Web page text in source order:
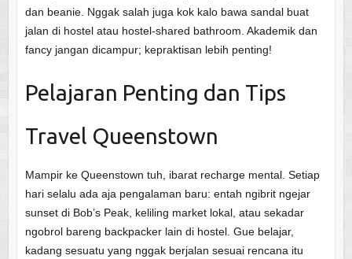
dan beanie. Nggak salah juga kok kalo bawa sandal buat
jalan di hostel atau hostel-shared bathroom. Akademik dan
fancy jangan dicampur; kepraktisan lebih penting!
Pelajaran Penting dan Tips
Travel Queenstown
Mampir ke Queenstown tuh, ibarat recharge mental. Setiap
hari selalu ada aja pengalaman baru: entah ngibrit ngejar
sunset di Bob’s Peak, keliling market lokal, atau sekadar
ngobrol bareng backpacker lain di hostel. Gue belajar,
kadang sesuatu yang nggak berjalan sesuai rencana itu